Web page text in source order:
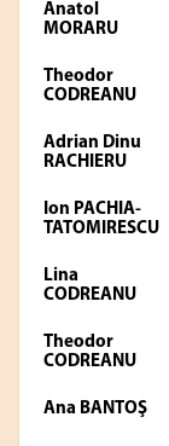
Anatol
MORARU
Theodor
CODREANU
Adrian Dinu
RACHIERU
Ion PACHIA-
TATOMIRESCU
Lina
CODREANU
Theodor
CODREANU
Ana BANTOŞ